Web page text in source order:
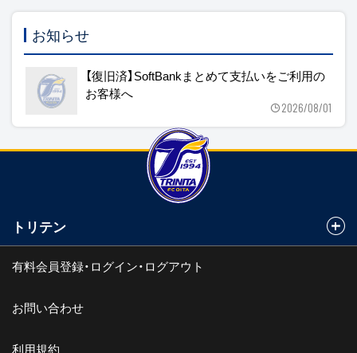
お知らせ
【復旧済】SoftBankまとめて支払いをご利用の
お客様へ
2026/08/01
トリテン
有料会員登録・ログイン・ログアウト
お問い合わせ
利用規約